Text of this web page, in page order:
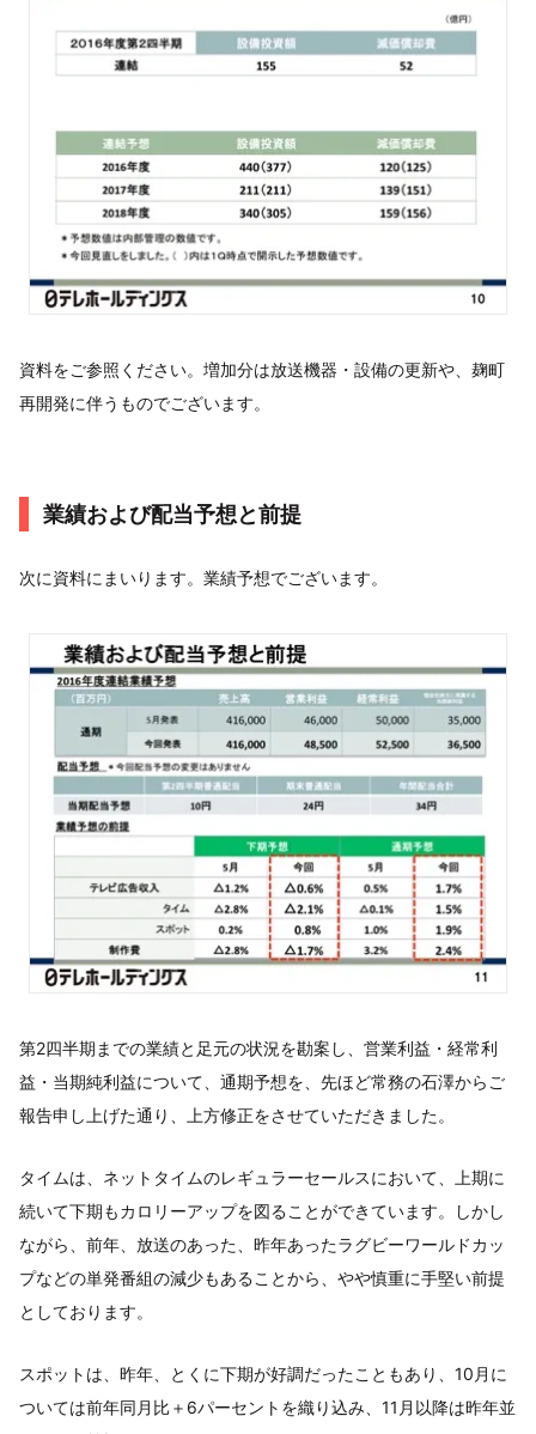
資料をご参照ください。増加分は放送機器・設備の更新や、麹町
再開発に伴うものでございます。
業績および配当予想と前提
次に資料にまいります。業績予想でございます。
第2四半期までの業績と足元の状況を勘案し、営業利益・経常利
益・当期純利益について、通期予想を、先ほど常務の石澤からご
報告申し上げた通り、上方修正をさせていただきました。
タイムは、ネットタイムのレギュラーセールスにおいて、上期に
続いて下期もカロリーアップを図ることができています。しかし
ながら、前年、放送のあった、昨年あったラグビーワールドカッ
プなどの単発番組の減少もあることから、やや慎重に手堅い前提
としております。
スポットは、昨年、とくに下期が好調だったこともあり、10月に
ついては前年同月比＋6パーセントを織り込み、11月以降は昨年並